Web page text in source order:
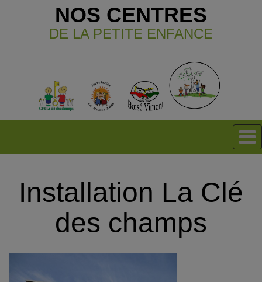
NOS CENTRES
DE LA PETITE ENFANCE
Installation La Clé
des champs